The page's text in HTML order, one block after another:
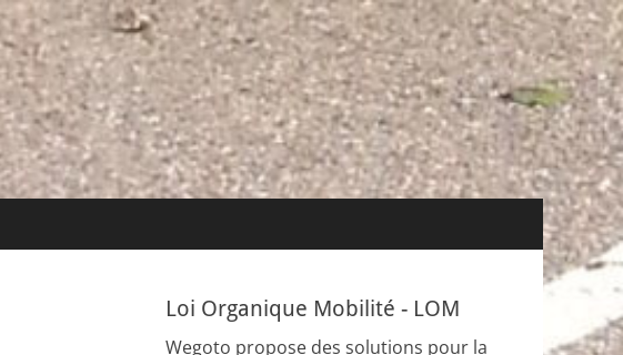
Loi Organique Mobilité - LOM
Wegoto propose des solutions pour la